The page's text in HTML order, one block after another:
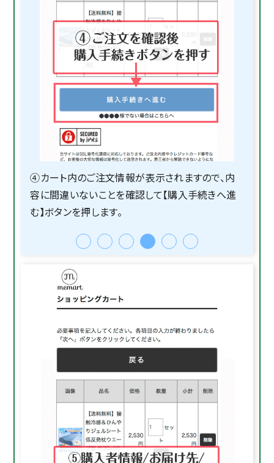
④カート内のご注文情報が表示されますので、内
容に間違いないことを確認して【購入手続きへ進
む】ボタンを押します。